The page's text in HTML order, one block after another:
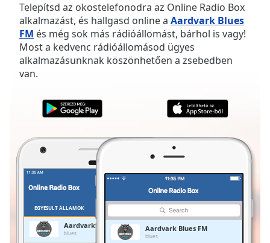
Mute
Current
Time0:00
Duration-:-
Loaded:
LIVE
live,
currently
behind
LIVE
Telepítsd az okostelefonodra az Online Radio Box
alkalmazást, és hallgasd online a Aardvark Blues
FM és még sok más rádióállomást, bárhol is vagy!
Most a kedvenc rádióállomásod ügyes
alkalmazásunknak köszönhetően a zsebedben
van.
EGYESÜLT ÁLLAMOK
Aardvark Blues FM
blues
Aardvark Blues FM
blues